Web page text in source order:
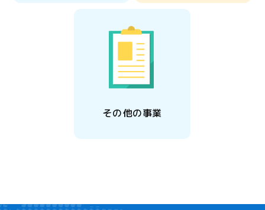
その他の事業